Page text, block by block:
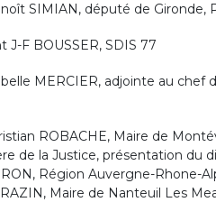
SIMIAN, député de
J-F BOUSSER, SDIS 77
MERCIER, adjointe au
ROBACHE, Maire de
de la Justice, présentation du
Région Auvergne-Rhone-
Maire de Nanteuil Les